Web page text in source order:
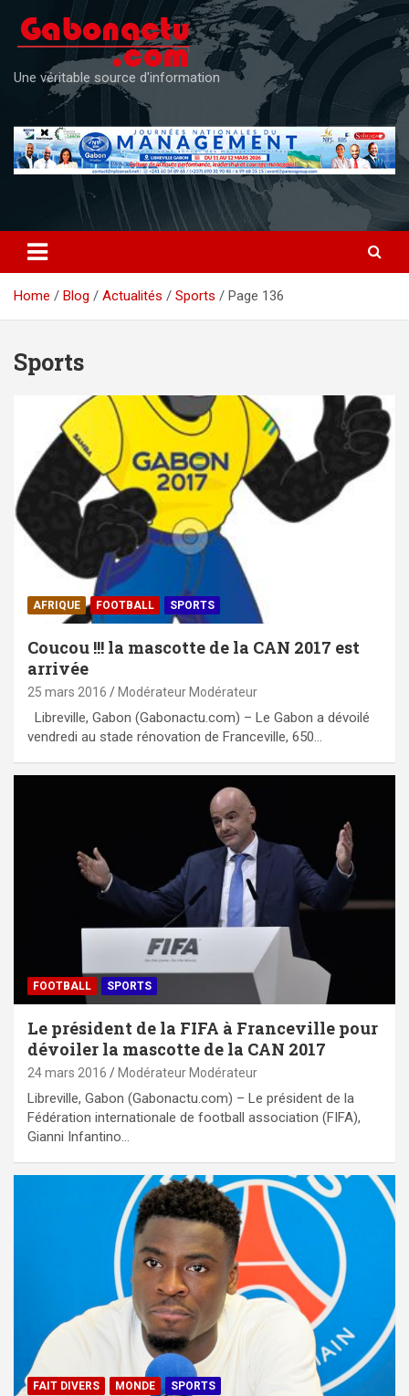
content
Une véritable source d'information
Home Blog Actualités Sports Page 136
Sports
AFRIQUE FOOTBALL SPORTS
Coucou !!! la mascotte de la CAN 2017 est
arrivée
25 mars 2016 Modérateur Modérateur
Libreville, Gabon (Gabonactu.com) – Le Gabon a dévoilé
vendredi au stade rénovation de Franceville, 650…
FOOTBALL SPORTS
Le président de la FIFA à Franceville pour
dévoiler la mascotte de la CAN 2017
24 mars 2016 Modérateur Modérateur
Libreville, Gabon (Gabonactu.com) – Le président de la
Fédération internationale de football association (FIFA),
Gianni Infantino…
FAIT DIVERS MONDE SPORTS